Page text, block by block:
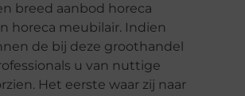
breed aanbod horeca
horeca meubilair. Indien
de bij deze groothandel
u van nuttige
Het eerste waar zij naar